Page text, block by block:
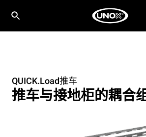
QUICK.Load推车
推车与接地柜的耦合